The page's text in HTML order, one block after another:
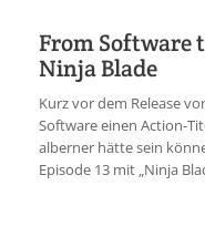
From Software
Ninja Blade
Kurz vor dem Release
Software einen Action-
alberner hätte sein
Episode 13 mit „Ninja